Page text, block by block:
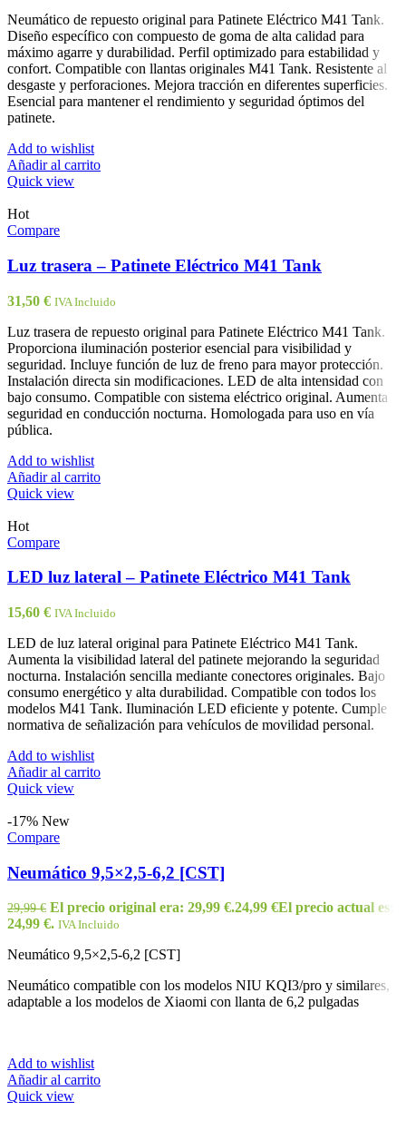
Neumático de repuesto original para Patinete Eléctrico M41 Tank.
Diseño específico con compuesto de goma de alta calidad para
máximo agarre y durabilidad. Perfil optimizado para estabilidad y
confort. Compatible con llantas originales M41 Tank. Resistente al
desgaste y perforaciones. Mejora tracción en diferentes superficies.
Esencial para mantener el rendimiento y seguridad óptimos del
patinete.
Add to wishlist
Añadir al carrito
Quick view
Hot
Compare
Luz trasera – Patinete Eléctrico M41 Tank
31,50 € IVA Incluido
Luz trasera de repuesto original para Patinete Eléctrico M41 Tank.
Proporciona iluminación posterior esencial para visibilidad y
seguridad. Incluye función de luz de freno para mayor protección.
Instalación directa sin modificaciones. LED de alta intensidad con
bajo consumo. Compatible con sistema eléctrico original. Aumenta
seguridad en conducción nocturna. Homologada para uso en vía
pública.
Add to wishlist
Añadir al carrito
Quick view
Hot
Compare
LED luz lateral – Patinete Eléctrico M41 Tank
15,60 € IVA Incluido
LED de luz lateral original para Patinete Eléctrico M41 Tank.
Aumenta la visibilidad lateral del patinete mejorando la seguridad
nocturna. Instalación sencilla mediante conectores originales. Bajo
consumo energético y alta durabilidad. Compatible con todos los
modelos M41 Tank. Iluminación LED eficiente y potente. Cumple
normativa de señalización para vehículos de movilidad personal.
Add to wishlist
Añadir al carrito
Quick view
-17% New
Compare
Neumático 9,5×2,5-6,2 [CST]
29,99€ El precio original era: 29,99 €.24,99 €El precio actual es:
24,99 €. IVA Incluido
Neumático 9,5×2,5-6,2 [CST]
Neumático compatible con los modelos NIU KQI3/pro y similares,
adaptable a los modelos de Xiaomi con llanta de 6,2 pulgadas
Add to wishlist
Añadir al carrito
Quick view